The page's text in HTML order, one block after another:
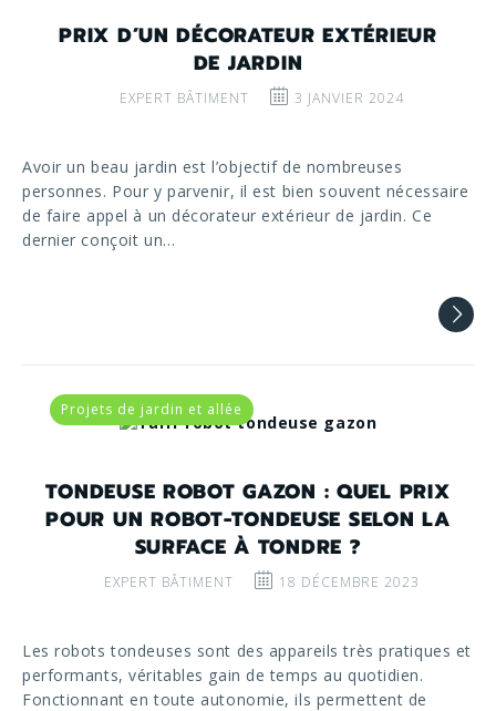
PRIX D’UN DÉCORATEUR EXTÉRIEUR
DE JARDIN
EXPERT BÂTIMENT 3 JANVIER 2024
Avoir un beau jardin est l’objectif de nombreuses
personnes. Pour y parvenir, il est bien souvent nécessaire
de faire appel à un décorateur extérieur de jardin. Ce
dernier conçoit un…
TONDEUSE ROBOT GAZON : QUEL PRIX
POUR UN ROBOT-TONDEUSE SELON LA
SURFACE À TONDRE ?
EXPERT BÂTIMENT 18 DÉCEMBRE 2023
Projets de jardin et allée
Les robots tondeuses sont des appareils très pratiques et
performants, véritables gain de temps au quotidien.
Fonctionnant en toute autonomie, ils permettent de